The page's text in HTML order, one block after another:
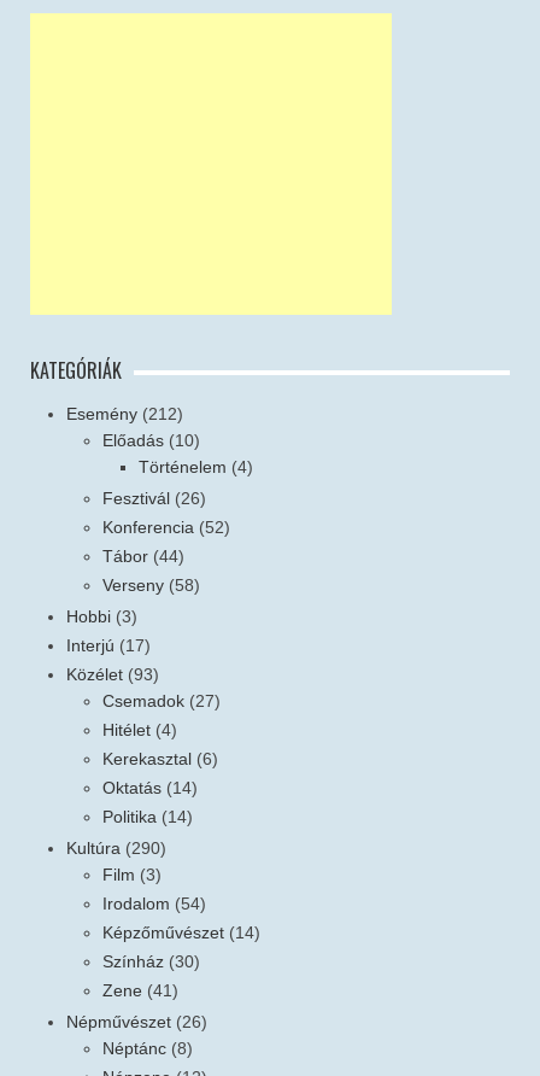
KATEGÓRIÁK
Esemény (212)
Előadás (10)
Történelem (4)
Fesztivál (26)
Konferencia (52)
Tábor (44)
Verseny (58)
Hobbi (3)
Interjú (17)
Közélet (93)
Csemadok (27)
Hitélet (4)
Kerekasztal (6)
Oktatás (14)
Politika (14)
Kultúra (290)
Film (3)
Irodalom (54)
Képzőművészet (14)
Színház (30)
Zene (41)
Népművészet (26)
Néptánc (8)